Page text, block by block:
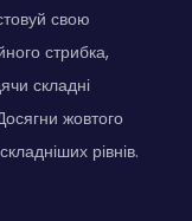
свою
стрибка,
складні
жовтого
рівнів.